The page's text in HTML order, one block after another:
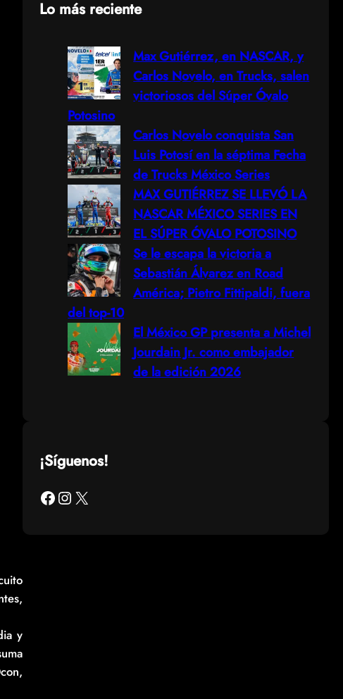
y
Lo más reciente
Max Gutiérrez, en NASCAR, y
Carlos Novelo, en Trucks, salen
victoriosos del Súper Óvalo
Potosino
Carlos Novelo conquista San
Luis Potosí en la séptima Fecha
de Trucks México Series
MAX GUTIÉRREZ SE LLEVÓ LA
NASCAR MÉXICO SERIES EN
EL SÚPER ÓVALO POTOSINO
Se le escapa la victoria a
Sebastián Álvarez en Road
América; Pietro Fittipaldi, fuera
del top-10
El México GP presenta a Michel
Jourdain Jr. como embajador
de la edición 2026
¡Síguenos!
Facebook Instagram X